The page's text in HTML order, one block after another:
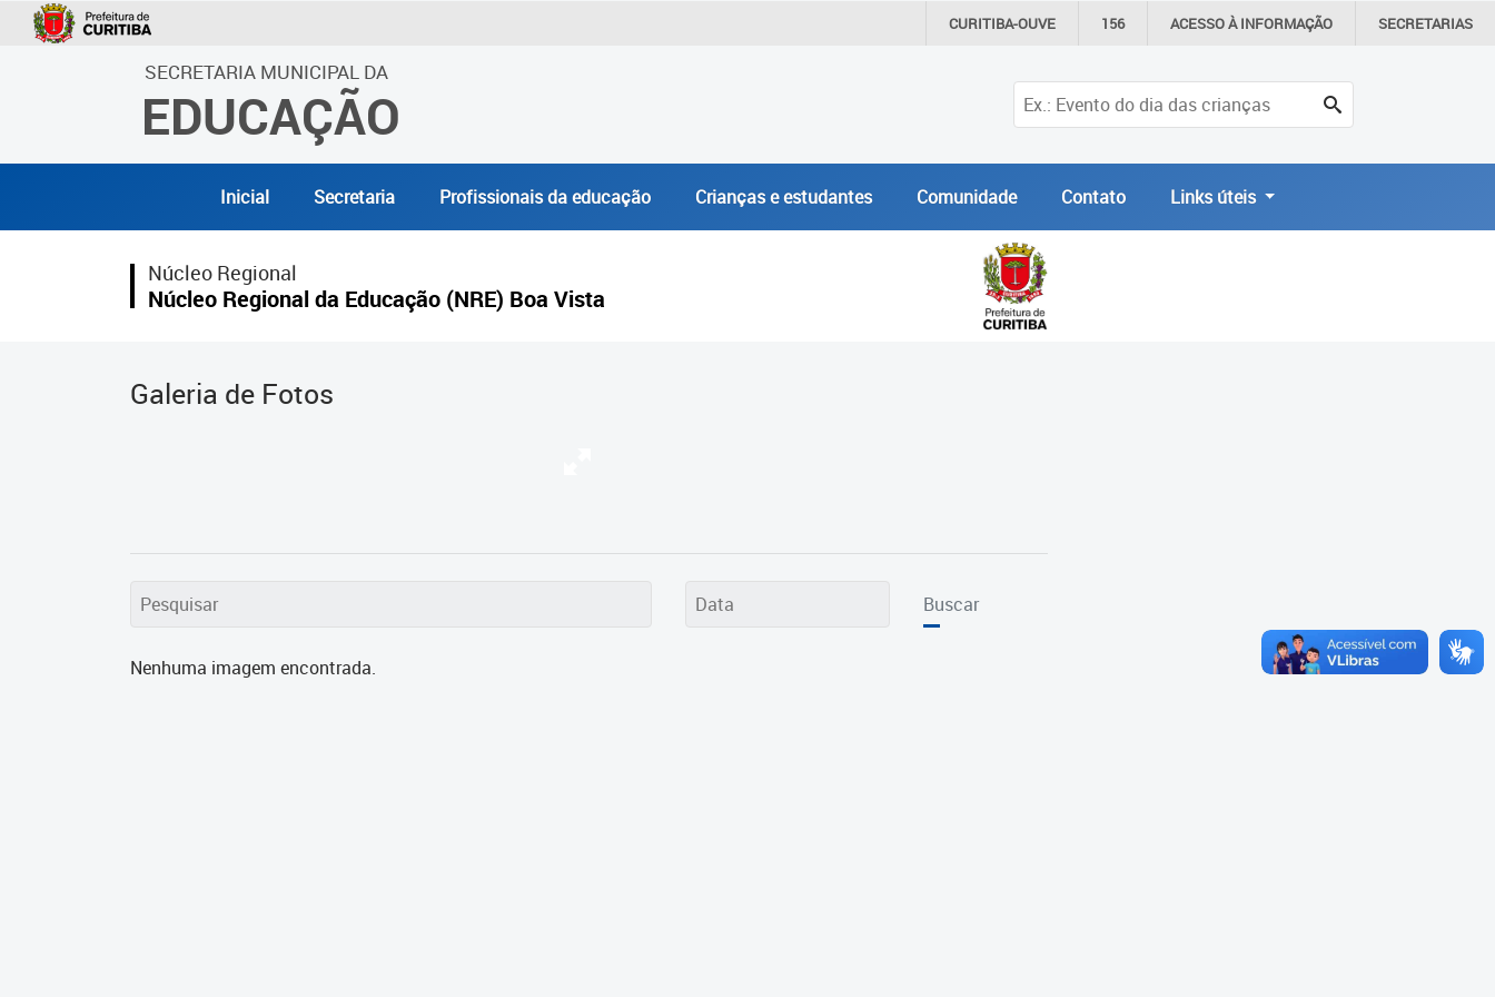
CURITIBA-OUVE 156 ACESSO ÀINFORMAÇÃO SECRETARIAS
SECRETARIA MUNICIPAL DA
EDUCAÇÃO
Inicial Secretaria Profissionais da educação Crianças e estudantes Comunidade Contato Links úteis
Núcleo Regional
Núcleo Regional da Educação (NRE) Boa Vista
Galeria de Fotos
Buscar
Nenhuma imagem encontrada.